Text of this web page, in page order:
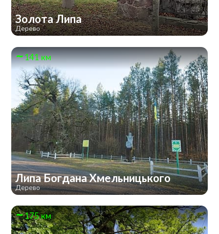
Золота Липа
Дерево
141 км
Липа Богдана Хмельницького
Дерево
175 км